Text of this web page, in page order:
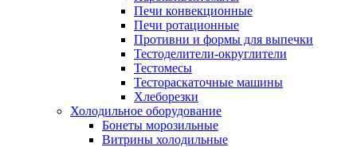
Печи конвекционные
Печи ротационные
Противни и формы для выпечки
Тестоделители-округлители
Тестомесы
Тестораскаточные машины
Хлеборезки
Холодильное оборудование
Бонеты морозильные
Витрины холодильные